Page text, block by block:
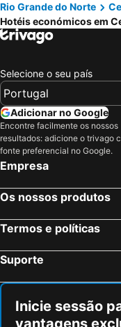
Rio Grande do Norte
Hotéis económicos em
Selecione o seu país
Adicionar no Google
Encontre facilmente os nossos
resultados: adicione o trivago
fonte preferencial no Google.
Empresa
Os nossos produtos
Termos e políticas
Suporte
Inicie sessão
vantagens